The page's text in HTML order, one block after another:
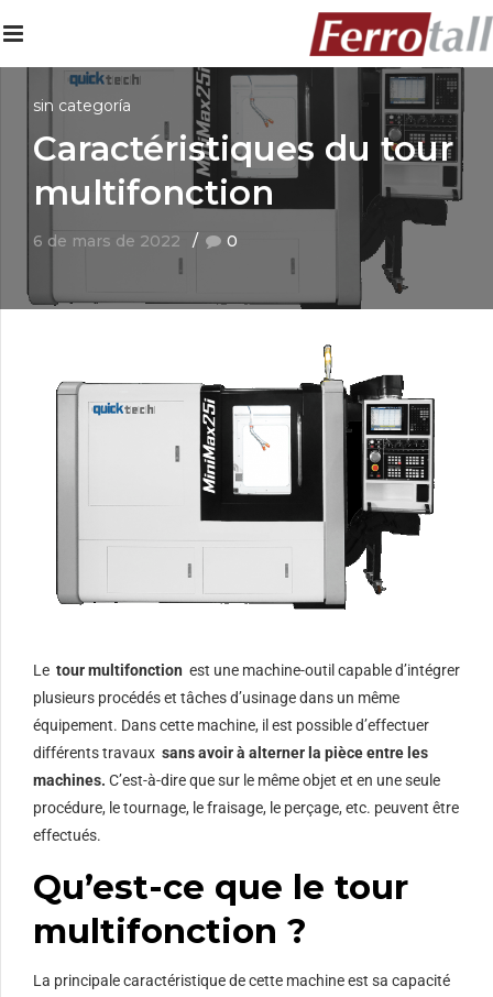
sin categoría
Caractéristiques du tour
multifonction
6 de mars de 2022 0
Le tour multifonction est une machine-outil capable d’intégrer
plusieurs procédés et tâches d’usinage dans un même
équipement. Dans cette machine, il est possible d’effectuer
différents travaux sans avoir à alterner la pièce entre les
machines. C’est-à-dire que sur le même objet et en une seule
procédure, le tournage, le fraisage, le perçage, etc. peuvent être
effectués.
Qu’est-ce que le tour
multifonction ?
La principale caractéristique de cette machine est sa capacité